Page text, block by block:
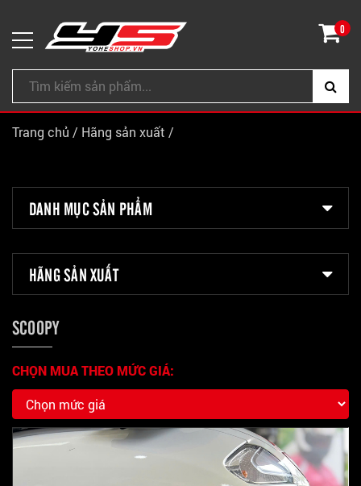
0
Trang chủ / Hãng sản xuất /
DANH MỤC SẢN PHẨM
HÃNG SẢN XUẤT
SCOOPY
CHỌN MUA THEO MỨC GIÁ: